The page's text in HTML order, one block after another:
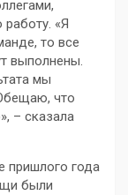
«Я
то все
выполнены.
мы
что
– сказала
пришлого года
были